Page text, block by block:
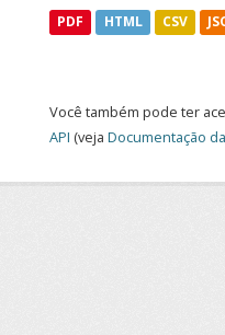
PDF HTML CSV
Você também pode ter
API (veja Documentação